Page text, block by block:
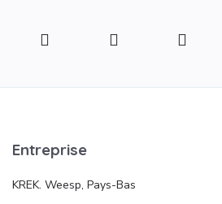
Entreprise
KREK. Weesp, Pays-Bas